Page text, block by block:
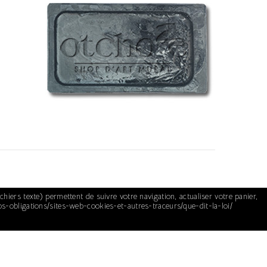
texte) permettent de suivre votre navigation, actualiser votre panier,
obligations/sites-web-cookies-et-autres-traceurs/que-dit-la-loi/